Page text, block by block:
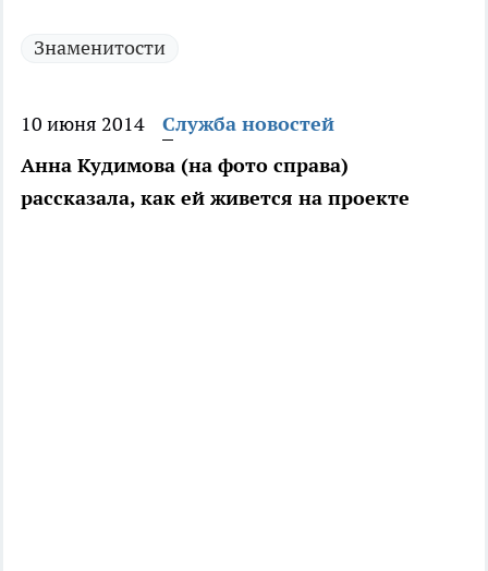
Знаменитости
10 июня 2014
Служба новостей
Анна Кудимова (на фото справа)
рассказала, как ей живется на проекте